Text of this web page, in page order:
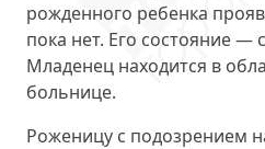
рожденного ребенка
пока нет. Его состояние —
Младенец находится в
больнице.
Роженицу с подозрением